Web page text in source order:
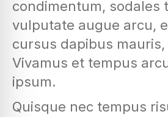
condimentum, sodales
vulputate augue arcu,
cursus dapibus
Vivamus et tempus
ipsum.
Quisque nec tempus